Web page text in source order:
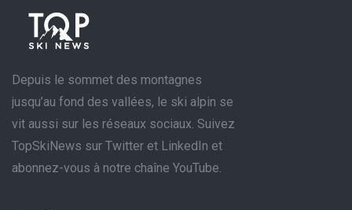
Depuis le sommet des montagnes
jusqu’au fond des vallées, le ski alpin se
vit aussi sur les réseaux sociaux. Suivez
TopSkiNews sur Twitter et LinkedIn et
abonnez-vous à notre chaîne YouTube.